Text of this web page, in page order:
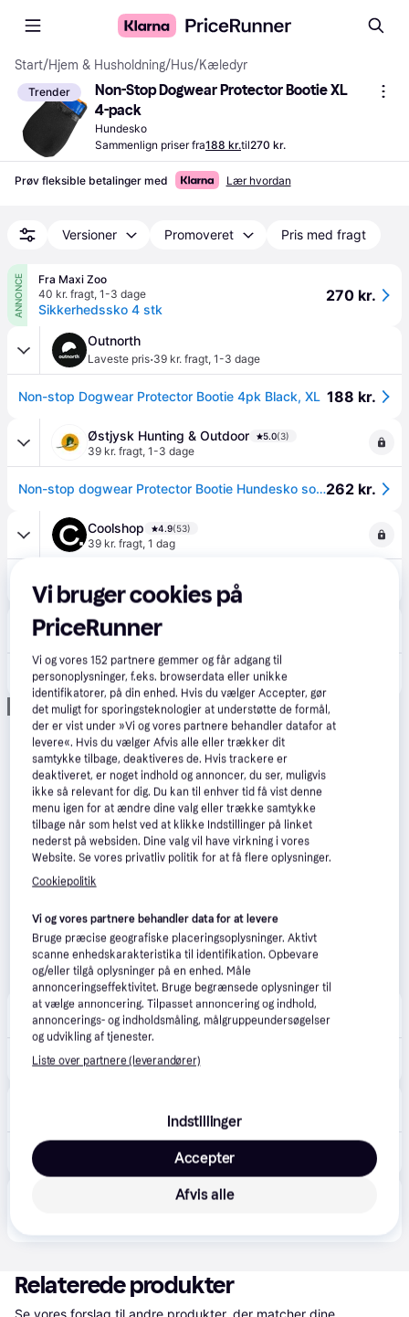
Start/Hjem & Husholdning/Hus/Kæledyr
Trender
Non-Stop Dogwear Protector Bootie XL
4-pack
Hundesko
Sammenlign priser fra188 kr.til270 kr.
Prøv fleksible betalinger med Lær hvordan
Versioner Promoveret Pris med fragt
ANNONCE
Fra Maxi Zoo
40 kr. fragt, 1-3 dage
Sikkerhedssko 4 stk
270 kr.
Outnorth
Laveste pris·39 kr. fragt, 1-3 dage
Non-stop Dogwear Protector Bootie 4pk Black, XL 188 kr.
Østjysk Hunting & Outdoor 5.0(3)
39 kr. fragt, 1-3 dage
Non-stop dogwear Protector Bootie Hundesko sort XL262 kr.
Coolshop 4.9(53)
39 kr. fragt, 1 dag
Non-Stop - Sikkerhedssko - XL - 4stk - Klar til levering
Maxi Zoo 4.8
40 kr. fragt,1-3 dage
Sikkerhedssko 4 stk
Annonce
avXperten 4.8(428)
49 kr. fragt,2-4 dage
229 kr.
butik, som ikke er betalende
Relaterede produkter
Se vores forslag til andre produkter, der matcher dine
Vi bruger cookies på
PriceRunner
Vi og vores152 partnere gemmer og får adgang til
personoplysninger, f.eks. browserdata eller unikke
identifikatorer, på din enhed. Hvis du vælger Accepter, gør
det muligt for sporingsteknologier at understøtte de formål,
der er vist under »Vi og vores partnere behandler datafor at
levere«. Hvis du vælger Afvis alle eller trækker dit
samtykke tilbage, deaktiveres de. Hvis trackere er
deaktiveret, er noget indhold og annoncer, du ser, muligvis
ikke så relevant for dig. Du kan til enhver tid få vist denne
menu igen for at ændre dine valg eller trække samtykke
tilbage når som helst ved at klikke Indstillinger på linket
nederst på websiden. Dine valg vil have virkning i vores
Website. Se vores privatliv politik for at få flere oplysninger.
Cookiepolitik
Vi og vores partnere behandler data for at levere
Bruge præcise geografiske placeringsoplysninger. Aktivt
scanne enhedskarakteristika til identifikation. Opbevare
og/eller tilgå oplysninger på en enhed. Måle
annonceringseffektivitet. Bruge begrænsede oplysninger til
at vælge annoncering. Tilpasset annoncering og indhold,
annoncerings- og indholdsmåling, målgruppeundersøgelser
og udvikling af tjenester.
Liste over partnere (leverandører)
Indstillinger
Afvis alle
Accepter